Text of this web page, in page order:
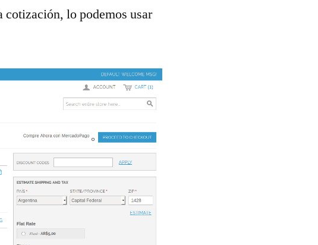
cotización, lo podemos usar